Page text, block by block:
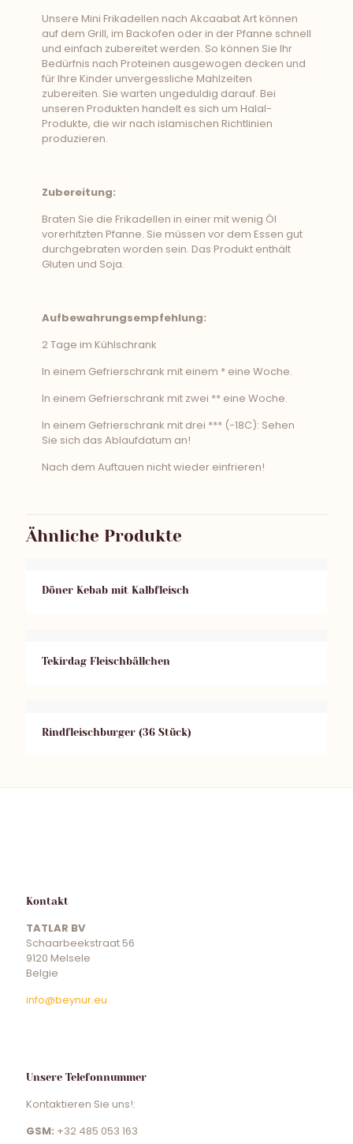
Unsere Mini Frikadellen nach Akcaabat Art können
auf dem Grill, im Backofen oder in der Pfanne schnell
und einfach zubereitet werden. So können Sie Ihr
Bedürfnis nach Proteinen ausgewogen decken und
für Ihre Kinder unvergessliche Mahlzeiten
zubereiten. Sie warten ungeduldig darauf. Bei
unseren Produkten handelt es sich um Halal-
Produkte, die wir nach islamischen Richtlinien
produzieren.
Zubereitung:
Braten Sie die Frikadellen in einer mit wenig Öl
vorerhitzten Pfanne. Sie müssen vor dem Essen gut
durchgebraten worden sein. Das Produkt enthält
Gluten und Soja.
Aufbewahrungsempfehlung:
2 Tage im Kühlschrank
In einem Gefrierschrank mit einem * eine Woche.
In einem Gefrierschrank mit zwei ** eine Woche.
In einem Gefrierschrank mit drei *** (-18C): Sehen
Sie sich das Ablaufdatum an!
Nach dem Auftauen nicht wieder einfrieren!
Ähnliche Produkte
Döner Kebab mit Kalbfleisch
Tekirdag Fleischbällchen
Rindfleischburger (36 Stück)
Kontakt
TATLAR BV
Schaarbeekstraat 56
9120 Melsele
Belgie
info@beynur.eu
Unsere Telefonnummer
Kontaktieren Sie uns!:
GSM: +32 485 053 163